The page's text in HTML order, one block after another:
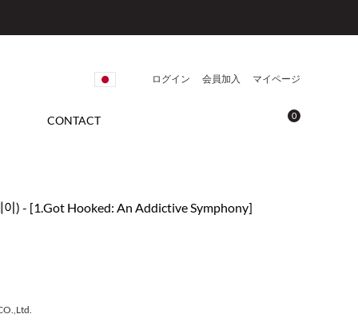
ログイン 会員加入 マイページ
CONTACT 0
이) - [1.Got Hooked: An Addictive Symphony]